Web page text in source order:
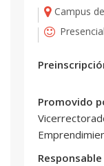
Campus
Presencial
Promovido